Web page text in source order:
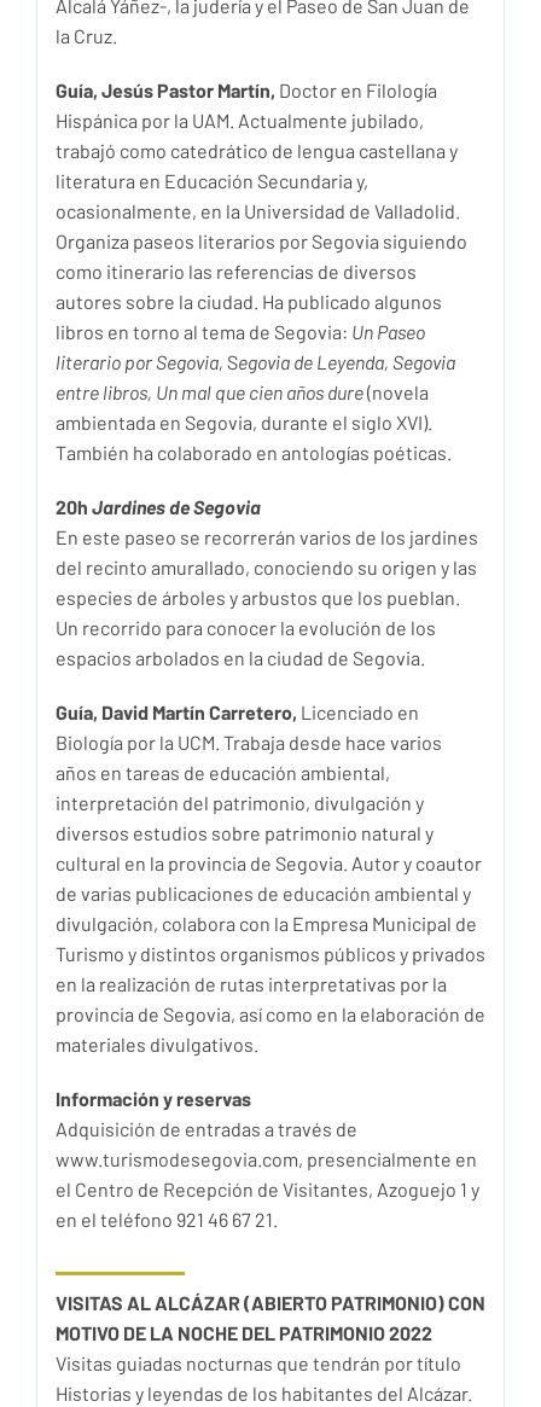
Alcalá Yáñez-, la judería y el Paseo de San Juan de
la Cruz.
Guía, Jesús Pastor Martín, Doctor en Filología
Hispánica por la UAM. Actualmente jubilado,
trabajó como catedrático de lengua castellana y
literatura en Educación Secundaria y,
ocasionalmente, en la Universidad de Valladolid.
Organiza paseos literarios por Segovia siguiendo
como itinerario las referencias de diversos
autores sobre la ciudad. Ha publicado algunos
libros en torno al tema de Segovia: Un Paseo
literario por Segovia, Segovia de Leyenda, Segovia
entre libros, Un mal que cien años dure(novela
ambientada en Segovia, durante el siglo XVI).
También ha colaborado en antologías poéticas.
20h Jardines de Segovia
En este paseo se recorrerán varios de los jardines
del recinto amurallado, conociendo su origen y las
especies de árboles y arbustos que los pueblan.
Un recorrido para conocer la evolución de los
espacios arbolados en la ciudad de Segovia.
Guía, David Martín Carretero, Licenciado en
Biología por la UCM. Trabaja desde hace varios
años en tareas de educación ambiental,
interpretación del patrimonio, divulgación y
diversos estudios sobre patrimonio natural y
cultural en la provincia de Segovia. Autor y coautor
de varias publicaciones de educación ambiental y
divulgación, colabora con la Empresa Municipal de
Turismo y distintos organismos públicos y privados
en la realización de rutas interpretativas por la
provincia de Segovia, así como en la elaboración de
materiales divulgativos.
Información y reservas
Adquisición de entradas a través de
www.turismodesegovia.com, presencialmente en
el Centro de Recepción de Visitantes, Azoguejo 1 y
en el teléfono 921 46 67 21.
VISITAS AL ALCÁZAR (ABIERTO PATRIMONIO) CON
MOTIVO DE LA NOCHE DEL PATRIMONIO 2022
Visitas guiadas nocturnas que tendrán por título
Historias y leyendas de los habitantes del Alcázar.